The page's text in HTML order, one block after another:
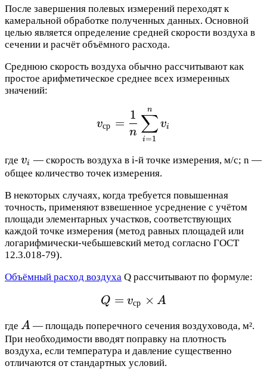
После завершения полевых измерений переходят к
камеральной обработке полученных данных. Основной
целью является определение средней скорости воздуха в
сечении и расчёт объёмного расхода.
Среднюю скорость воздуха обычно рассчитывают как
простое арифметическое среднее всех измеренных
значений:
v_{ср} = \frac{1}{n}
vср =
n
1
i=1
∑
n
vi
где v_i
vi — скорость воздуха в i-й точке измерения, м/с; n —
общее количество точек измерения.
В некоторых случаях, когда требуется повышенная
точность, применяют взвешенное усреднение с учётом
площади элементарных участков, соответствующих
каждой точке измерения (метод равных площадей или
логарифмически-чебышевский метод согласно ГОСТ
12.3.018-79).
Объёмный расход воздуха Q рассчитывают по формуле:
Q = v_{ср} \times A
Q = vср × A
где A
A — площадь поперечного сечения воздуховода, м².
При необходимости вводят поправку на плотность
воздуха, если температура и давление существенно
отличаются от стандартных условий.